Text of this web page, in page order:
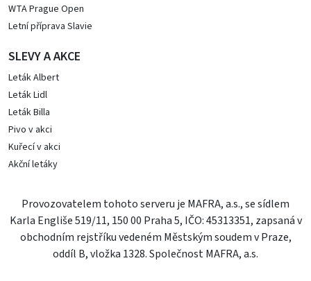
WTA Prague Open
Letní příprava Slavie
SLEVY A AKCE
Leták Albert
Leták Lidl
Leták Billa
Pivo v akci
Kuřecí v akci
Akční letáky
Provozovatelem tohoto serveru je MAFRA, a.s., se sídlem
Karla Engliše 519/11, 150 00 Praha 5, IČO: 45313351, zapsaná v
obchodním rejstříku vedeném Městským soudem v Praze,
oddíl B, vložka 1328. Společnost MAFRA, a.s.